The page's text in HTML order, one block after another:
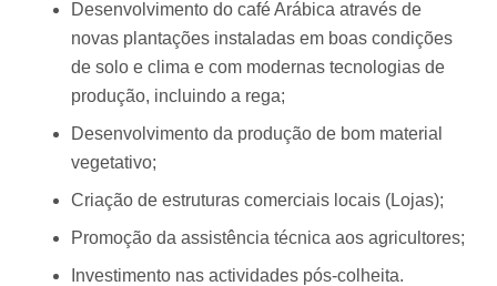
Desenvolvimento do café Arábica através de
novas plantações instaladas em boas condições
de solo e clima e com modernas tecnologias de
produção, incluindo a rega;
Desenvolvimento da produção de bom material
vegetativo;
Criação de estruturas comerciais locais (Lojas);
Promoção da assistência técnica aos agricultores;
Investimento nas actividades pós-colheita.